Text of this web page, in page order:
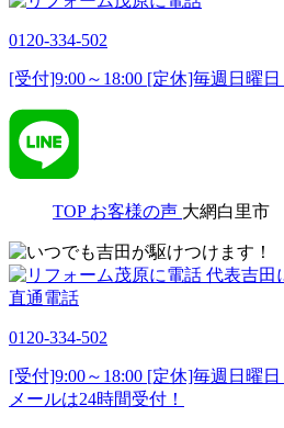
0120-334-502
[受付]9:00～18:00 [定休]毎週日曜日
TOP お客様の声 大網白里市
代表吉田
直通電話
0120-334-502
[受付]9:00～18:00 [定休]毎週日曜日
メールは24時間受付！